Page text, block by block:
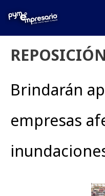
REPOSICIÓN
Brindarán
empresas